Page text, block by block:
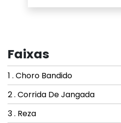
Faixas
1 . Choro Bandido
2 . Corrida De Jangada
3 . Reza